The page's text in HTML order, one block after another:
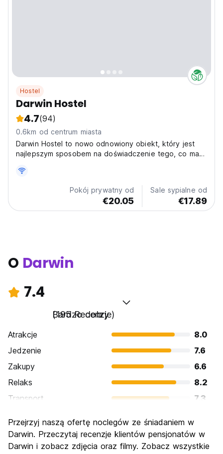
Hostel
Darwin Hostel
4.7(94)
0.6km od centrum miasta
Darwin Hostel to nowo odnowiony obiekt, który jest
najlepszym sposobem na doświadczenie tego, co ma
Pokój prywatny od
€20.05
Sale sypialne od
€17.89
O Darwin
7.4
Bardzo dobry
(195 Recenzje)
Atrakcje
8.0
Jedzenie
7.6
Zakupy
6.6
Relaks
8.2
Transport
7.3
Kultura
7.4
Imprezy
7.9
Przejrzyj naszą ofertę noclegów ze śniadaniem w
Darwin. Przeczytaj recenzje klientów pensjonatów w
Darwin i zobacz zdjęcia oraz filmy. Zobacz wszystkie